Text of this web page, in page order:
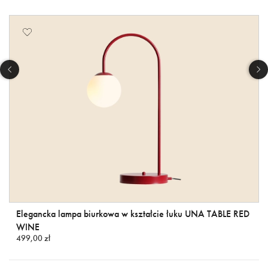
Elegancka lampa biurkowa w kształcie łuku UNA TABLE RED
WINE
499,00 zł